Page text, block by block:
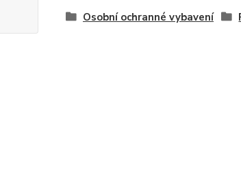
Osobní ochranné vybavení